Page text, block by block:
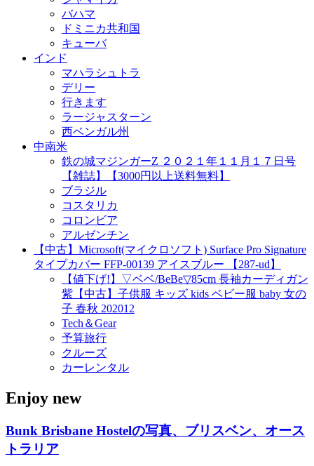
バハマ
ドミニカ共和国
キューバ
インド
マハラシュトラ
デリー
行きます
ラージャスターン
西ベンガル州
中南米
鉄の城マジンガーZ ２０２１年１１月１７日号
【雑誌】【3000円以上送料無料】
ブラジル
コスタリカ
コロンビア
アルゼンチン
【中古】Microsoft(マイクロソフト) Surface Pro Signature
タイプカバー FFP-00139 アイスブルー 【287-ud】
【値下げ!】▽ベベ/BeBe▽85cm 長袖カーディガン
紫【中古】子供服 キッズ kids ベビー服 baby 女の
子 春秋 202012
Tech＆Gear
予算旅行
クルーズ
カーレンタル
Enjoy new
Bunk Brisbane Hostelの写真、ブリスベン、オース
トラリア